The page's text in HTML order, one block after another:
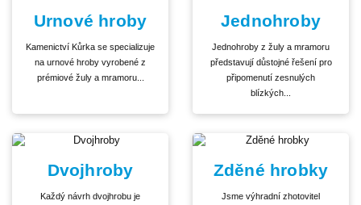
Urnové hroby
Kamenictví Kůrka se specializuje
na urnové hroby vyrobené z
prémiové žuly a mramoru...
Jednohroby
Jednohroby z žuly a mramoru
představují důstojné řešení pro
připomenutí zesnulých
blízkých...
Dvojhroby
Každý návrh dvojhrobu je
Zděné hrobky
Jsme výhradní zhotovitel